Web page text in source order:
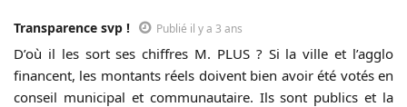
Transparence svp ! Publié il y a 3 ans
D’où il les sort ses chiffres M. PLUS ? Si la ville et l’agglo
financent, les montants réels doivent bien avoir été votés en
conseil municipal et communautaire. Ils sont publics et la